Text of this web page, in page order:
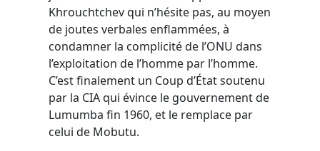
Khrouchtchev qui n’hésite pas, au moyen
de joutes verbales enflammées, à
condamner la complicité de l’ONU dans
l’exploitation de l’homme par l’homme.
C’est finalement un Coup d’État soutenu
par la CIA qui évince le gouvernement de
Lumumba fin 1960, et le remplace par
celui de Mobutu.